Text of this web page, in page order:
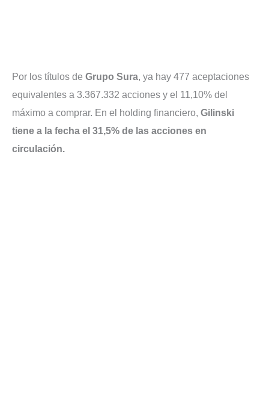
Por los títulos de Grupo Sura, ya hay 477 aceptaciones
equivalentes a 3.367.332 acciones y el 11,10% del
máximo a comprar. En el holding financiero, Gilinski
tiene a la fecha el 31,5% de las acciones en
circulación.